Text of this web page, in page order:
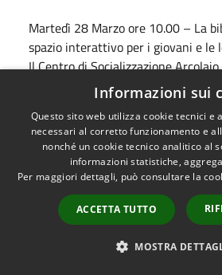
Martedì 28 Marzoore 10.00 – La
spazio interattivo per i giovani e le
Il Centro di Socializzazione
suoi ragazzi “un viaggio in
di testi e il prestito di libri come
culturale.
L’incontro si tiene presso la
Impruneta, piazza Buondelmonti,
Evento riservato al Centro di
Venerdì 7Aprileore 16.30 – Ripide
Laboratorio per bambini da 3 a 6
Servizi, basato sul libro Bernard
Informazioni sui
Questo sito web utilizza cookie tecnici e
necessari al corretto funzionamento e
nonché un cookie tecnico analitico al
informazioni statistiche,
Per maggiori dettagli, può consultare la
ACCETTA TUTTO
MOSTRA